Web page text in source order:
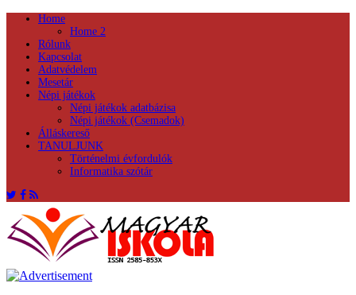
Home
Home 2
Rólunk
Kapcsolat
Adatvédelem
Mesetár
Népi játékok
Népi játékok adatbázisa
Népi játékok (Csemadok)
Álláskereső
TANULJUNK
Történelmi évfordulók
Informatika szótár